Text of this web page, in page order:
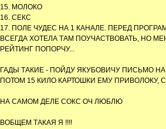
15. МОЛОКО
16. СЕКС
17. ПОЛЕ ЧУДЕС НА 1 КАНАЛЕ. ПЕРЕД
ВСЕГДА ХОТЕЛА ТАМ ПОУЧАСТВОВАТЬ, НО
РЕЙТИНГ ПОПОРЧУ...
ГАДЫ ТАКИЕ - ПОЙДУ ЯКУБОВИЧУ ПИСЬМО
ПОТОМ 15 КИЛО КАРТОШКИ ЕМУ ПРИВОЛОКУ,
НА САМОМ ДЕЛЕ СОКС ОЧ ЛЮБЛЮ
ВОБЩЕМ ТАКАЯ Я !!!!